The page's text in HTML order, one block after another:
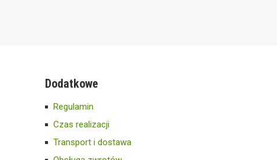
Dodatkowe
Regulamin
Czas realizacji
Transport i dostawa